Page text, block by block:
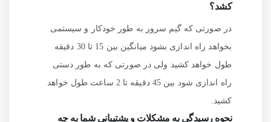
کشد؟
در صورتی که گیم سرور به طور خودکار و سیستمی
بخواهد راه اندازی بشود میانگین بین 15 تا 30 دقیقه
طول خواهد کشید ولی در صورتی که به طور دستی
راه اندازی شود بین 45 دقیقه تا 2 ساعت طول خواهد
کشید.
نحوه رسیدگی به مشکلات و پشتیبانی شما به چه